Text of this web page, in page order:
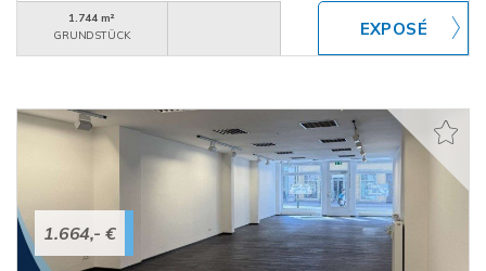
1.744 m²
GRUNDSTÜCK
1.664,- €